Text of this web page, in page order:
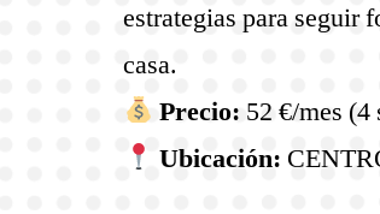
estrategias para seguir
casa.
Precio: 52 €/mes (4
Ubicación: